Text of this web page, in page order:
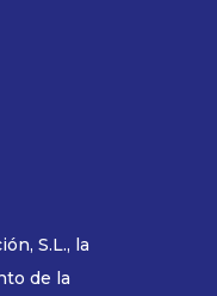
S.L., la
de la